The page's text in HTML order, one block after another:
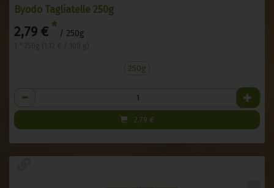
Byodo Tagliatelle 250g
2,79 € * / 250g
250g
Anzahl
2,79 €